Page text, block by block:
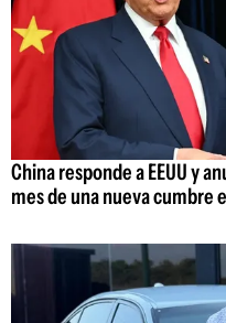
China responde a EEUU y
mes de una nueva cumbre